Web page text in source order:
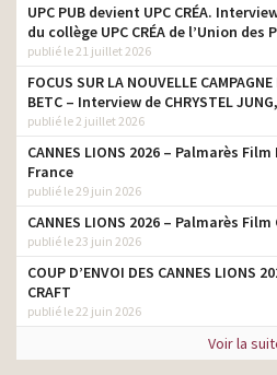
UPC PUB devient UPC CRÉA.
du collège UPC CRÉA de l’Union
publié le 21 juillet 2026
FOCUS SUR LA NOUVELLE
BETC – Interview de CHRYSTEL
publié le 2 juillet 2026
CANNES LIONS 2026 – Palmarès
France
publié le 29 juin 2026
CANNES LIONS 2026 – Palmarès
publié le 23 juin 2026
COUP D’ENVOI DES CANNES LIONS
CRAFT
publié le 22 juin 2026
Voir la